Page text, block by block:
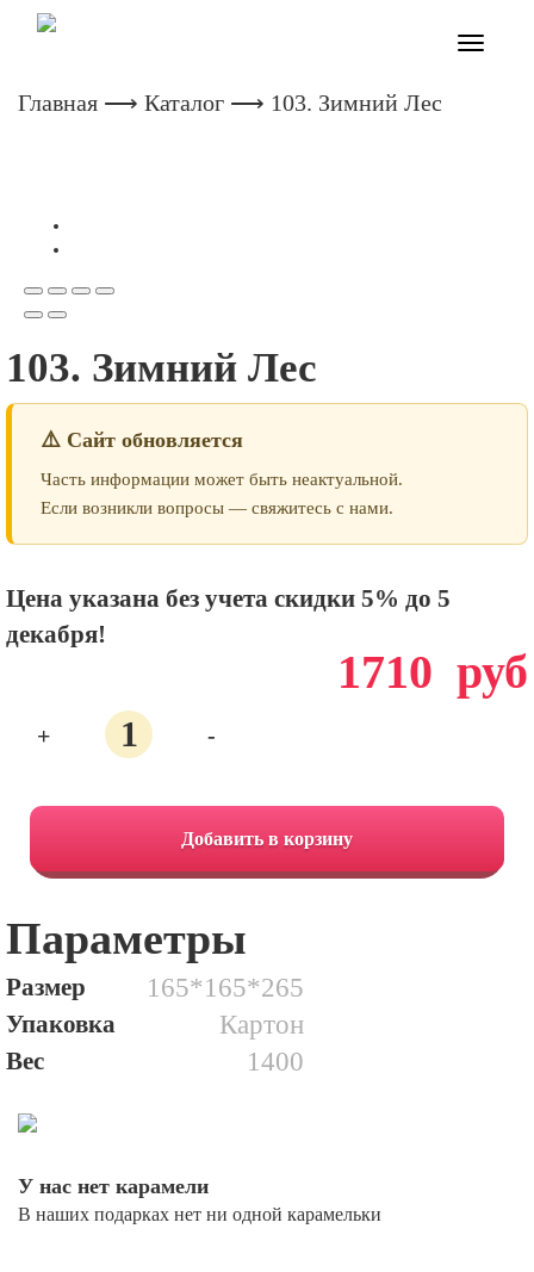
Toggle
Главная ⟶ Каталог ⟶ 103. Зимний Лес
103. Зимний Лес
⚠️ Сайт обновляется
Часть информации может быть неактуальной.
Если возникли вопросы — свяжитесь с нами.
Цена указана без учета скидки 5% до 5
декабря!
1710 руб
+ Количество
Лес
-
Добавить в корзину
Параметры
Размер 165*165*265
Упаковка Картон
Вес 1400
У нас нет карамели
В наших подарках нет ни одной карамельки